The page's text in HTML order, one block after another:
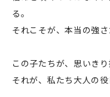
る。
それこそが、本当の強さ
この子たちが、思いき
それが、私たち大人の役